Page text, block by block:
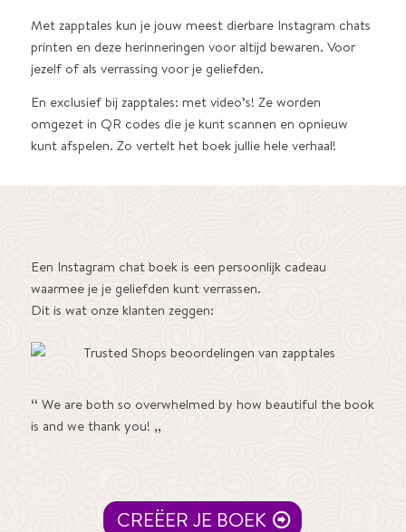
Met zapptales kun je jouw meest dierbare Instagram chats
printen en deze herinneringen voor altijd bewaren. Voor
jezelf of als verrassing voor je geliefden.
En exclusief bij zapptales: met video’s! Ze worden
omgezet in QR codes die je kunt scannen en opnieuw
kunt afspelen. Zo vertelt het boek jullie hele verhaal!
Een Instagram chat boek is een persoonlijk cadeau
waarmee je je geliefden kunt verrassen.
Dit is wat onze klanten zeggen:
“ We are both so overwhelmed by how beautiful the book
is and we thank you! „
CREËER JE BOEK